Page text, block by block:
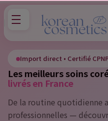
Import direct • Certifié
Les meilleurs soins
livrés en France
De la routine quotidienne
professionnelles —
Sign in
You need to be logged in
list.